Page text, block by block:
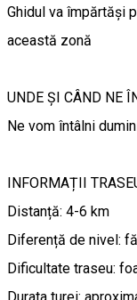
Ghidul va împărtăși
această zonă
UNDE ȘI CÂND NE
Ne vom întâlni
INFORMAȚII
Distanță: 4-6 km
Diferență de nivel:
Dificultate traseu: